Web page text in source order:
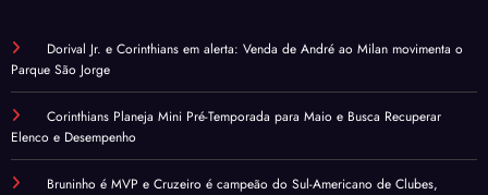
Dorival Jr. e Corinthians em alerta: Venda de André ao Milan movimenta o
Parque São Jorge
Corinthians Planeja Mini Pré-Temporada para Maio e Busca Recuperar
Elenco e Desempenho
Bruninho é MVP e Cruzeiro é campeão do Sul-Americano de Clubes,